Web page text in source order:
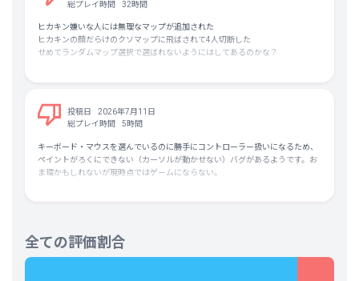
・屋内よりは屋外マップで遊ぶようにする
Borderless in Many Ways
Since language communication isn't essential, I think it's a multiplayer game
I want to commend the fact that there are so many options available, including
these aspects.
One example of the many options available is the wide range of ways to play.
You can play with the rules of a typical hide-and-seek game, but there's also a
"Double Mode" that offers a unique way to play that's only possible in this
The essence of the game is "blending in" rather than simply hiding, so if
someone blends in too well, even if you find them, you might feel like
総プレイ時間 32時間
ヒカキン嫌いな人には無理なマップが追加された
ヒカキンの顔だらけのクソマップに飛ばされて4人切断した
せめてランダムマップ選択で選ばれないようにはしてあるのかな？
投稿日
2026年7月11日
総プレイ時間
5時間
キーボード・マウスを選んでいるのに勝手にコントローラー扱いになるため、
ペイントがろくにできない（カーソルが動かせない）バグがあるようです。お
ま環かもしれないが現時点ではゲームにならない。
全ての評価割合